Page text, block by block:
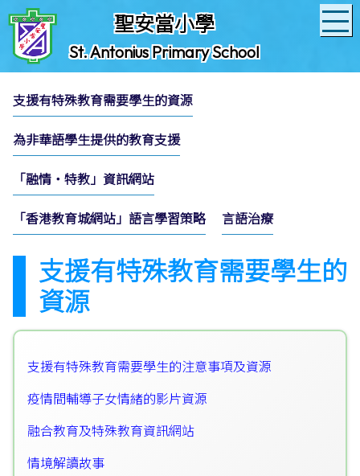
聖安當小學
St. Antonius Primary School
支援有特殊教育需要學生的資源
為非華語學生提供的教育支援
「融情‧特教」資訊網站
「香港教育城網站」語言學習策略 言語治療
支援有特殊教育需要學生的
資源
支援有特殊教育需要學生的注意事項及資源
疫情間輔導子女情緒的影片資源
融合教育及特殊教育資訊網站
情境解讀故事